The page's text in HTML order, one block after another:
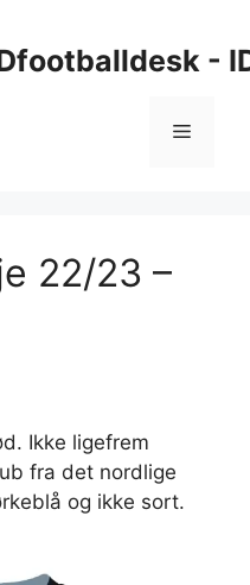
-
Menu
22/23 –
Ikke ligefrem
fra det nordlige
og ikke sort.